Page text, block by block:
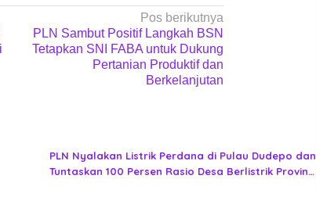
Pos berikutnya
PLN Sambut Positif Langkah BSN
Tetapkan SNI FABA untuk Dukung
Pertanian Produktif dan
Berkelanjutan
PLN Nyalakan Listrik Perdana di Pulau Dudepo dan
Tuntaskan 100 Persen Rasio Desa Berlistrik Provinsi